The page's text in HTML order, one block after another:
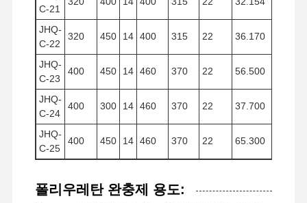
C-21
JHQ-
C-22
320 450 14 400 315 22 36.170
JHQ-
C-23
400 450 14 460 370 22 56.500
JHQ-
C-24
400 300 14 460 370 22 37.700
JHQ-
C-25
400 450 14 460 370 22 65.300
폴리우레탄 완충제 용도: